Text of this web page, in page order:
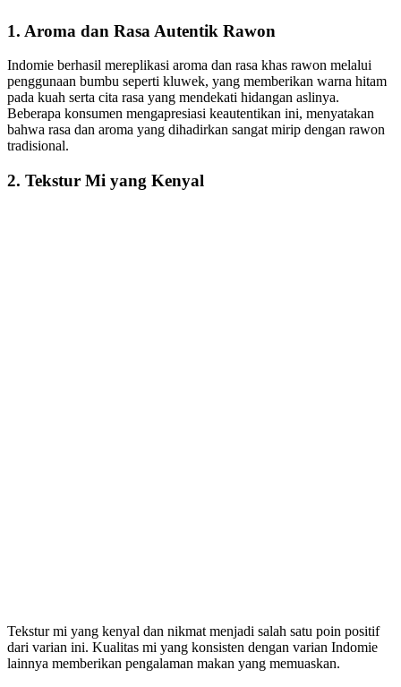
1. Aroma dan Rasa Autentik Rawon
Indomie berhasil mereplikasi aroma dan rasa khas rawon melalui
penggunaan bumbu seperti kluwek, yang memberikan warna hitam
pada kuah serta cita rasa yang mendekati hidangan aslinya.
Beberapa konsumen mengapresiasi keautentikan ini, menyatakan
bahwa rasa dan aroma yang dihadirkan sangat mirip dengan rawon
tradisional.
2. Tekstur Mi yang Kenyal
Tekstur mi yang kenyal dan nikmat menjadi salah satu poin positif
dari varian ini. Kualitas mi yang konsisten dengan varian Indomie
lainnya memberikan pengalaman makan yang memuaskan.